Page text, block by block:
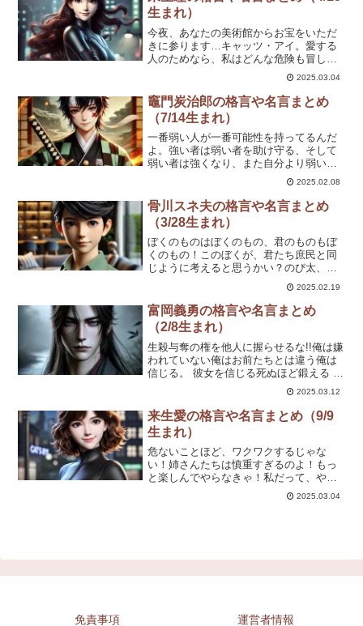
生まれ）
今夜、あなたの美術館からお宝をいただ
きに参ります…キャッツ・アイ。愛する
人のためなら、私はどんな危険も冒して
みせる。警察相手にだって、負けるつも
りはないわ。大事なものは、盗まれる前
にしっかり守ることね。妹たちと一緒な
ら、私はどこまでも行ける。何を言われ
ても、私は父の作品を取り戻す。怪盗だ
って、恋くらいするわよ。これくらいで
捕まるほど、私たちは甘くないわ。この
スリルがあるから、私はキャッツアイを
捕まるのなら、それも悪くないかもね。
2025.03.04
竈門炭治郎の格言や名言まとめ
（7/14生まれ）
一番弱い人が一番可能性を持ってるんだ
よ。強い者は弱い者を助け守る、そして
弱い者は強くなり、また自分より弱い者
を助け守る、これが自然の摂理だ。人の
ためにすることは結局巡り巡って自分の
ためにもなっているものだし。頑張れ!!
人は心が原動力だから心はどこまでも強
くなれる!!貴様アアア!! 逃げるなアア!! 責
任から逃げるなアア。選ばれた者でなく
とも力が足りずとも人にはどうしても退
けない時があります。自らの行いを悔い
2025.02.08
骨川スネ夫の格言や名言まとめ
（3/28生まれ）
ぼくのものはぼくのもの、君のものもぼ
くのもの！このぼくが、君たち庶民と同
じように考えると思うかい？のび太、君
には一生縁のない話だけどさぁ…ママ
～！ジャイアンが言うことは絶対なん
だ！ああ、ぼくって罪な男…ジャイア
ン、のび太をいじめる時は、僕を先にや
っつけてからにしてくれ！のび太のくせ
に生意気だぞ！やっぱり、お金持ちの家
に生まれないとねぇ～。だって、ジャイ
アンに逆らうと殴られるもん…。
2025.02.19
富岡義勇の格言や名言まとめ
（2/8生まれ）
生殺与奪の権を他人に握らせるな!!俺は嫌
われていない俺はお前たちとは違う俺は
信じる。 彼女を信じる死ぬほど鍛える そ
れ以外に…道はない俺が来るまで よく堪
2025.03.12
来生愛の格言や名言まとめ（9/9
生まれ）
危ないことほど、ワクワクするじゃな
い！姉さんたちは慎重すぎるのよ！もっ
と楽しんでやらなきゃ！私だって、やる
ときはやるんだから！俊夫さんに正体が
バレても、私ならうまく誤魔化せるわ！
2025.03.04
免責事項 運営者情報